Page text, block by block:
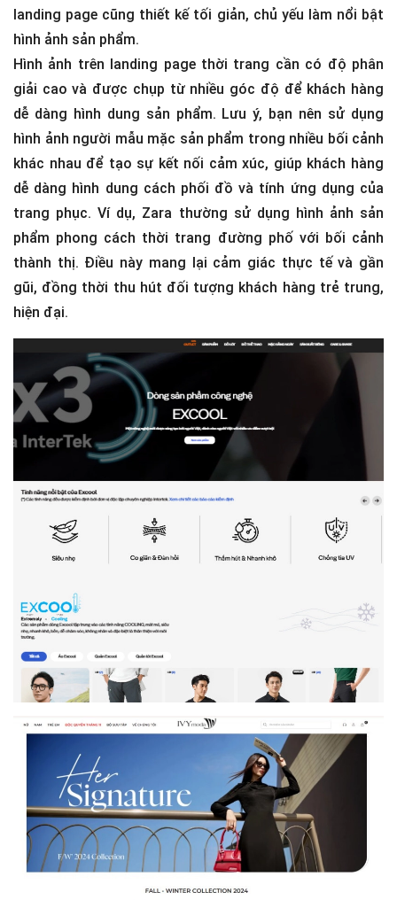
landing page cũng thiết kế tối giản, chủ yếu làm nổi bật
hình ảnh sản phẩm.
Hình ảnh trên landing page thời trang cần có độ phân
giải cao và được chụp từ nhiều góc độ để khách hàng
dễ dàng hình dung sản phẩm. Lưu ý, bạn nên sử dụng
hình ảnh người mẫu mặc sản phẩm trong nhiều bối cảnh
khác nhau để tạo sự kết nối cảm xúc, giúp khách hàng
dễ dàng hình dung cách phối đồ và tính ứng dụng của
trang phục. Ví dụ, Zara thường sử dụng hình ảnh sản
phẩm phong cách thời trang đường phố với bối cảnh
thành thị. Điều này mang lại cảm giác thực tế và gần
gũi, đồng thời thu hút đối tượng khách hàng trẻ trung,
hiện đại.